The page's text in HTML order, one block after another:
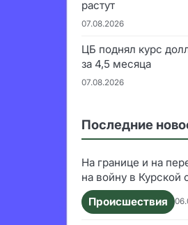
растут
07.08.2026
ЦБ поднял курс
за 4,5 месяца
07.08.2026
Последние
На границе и на
на войну в Курской
Происшествия